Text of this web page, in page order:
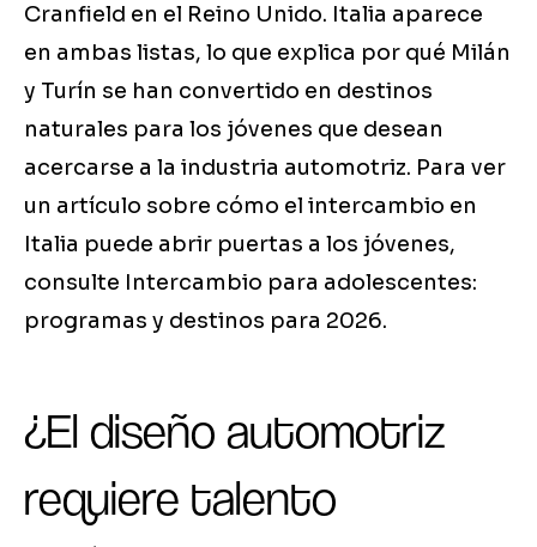
Cranfield en el Reino Unido. Italia aparece
en ambas listas, lo que explica por qué Milán
y Turín se han convertido en destinos
naturales para los jóvenes que desean
acercarse a la industria automotriz. Para ver
un artículo sobre cómo el intercambio en
Italia puede abrir puertas a los jóvenes,
consulte Intercambio para adolescentes:
programas y destinos para 2026.
¿El diseño automotriz
requiere talento